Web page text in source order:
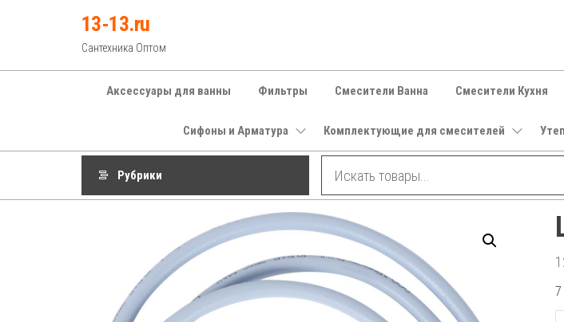
13-13.ru
Сантехника Оптом
Аксессуары для ванны Фильтры Смесители Ванна Смесители Кухня
Сифоны и Арматура Комплектующие для смесителей
Рубрики
7